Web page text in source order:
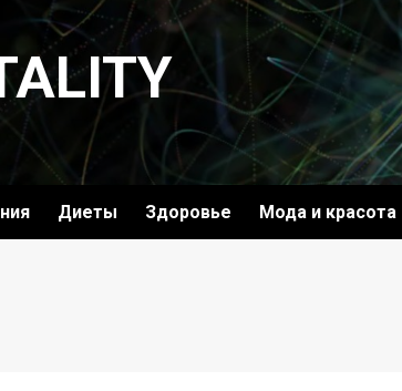
Диеты Здоровье Мода и красота